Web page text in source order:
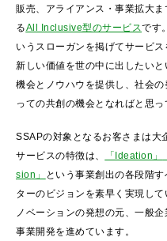
販売、アライアンス・事業拡大
るAll Inclusive型のサービスです
いうスローガンを掲げてサービス
新しい価値を世の中に出したい
機会とノウハウを提供し、社会
っての共創の機会となればと思っ
SSAPの対象となるお客さまは大
サービスの特徴は、
「Ideation」
sion」
という事業創出の各段階
ターのビジョンを素早く実現し
ノベーションの発想の元、一般
事業開発を進めています。